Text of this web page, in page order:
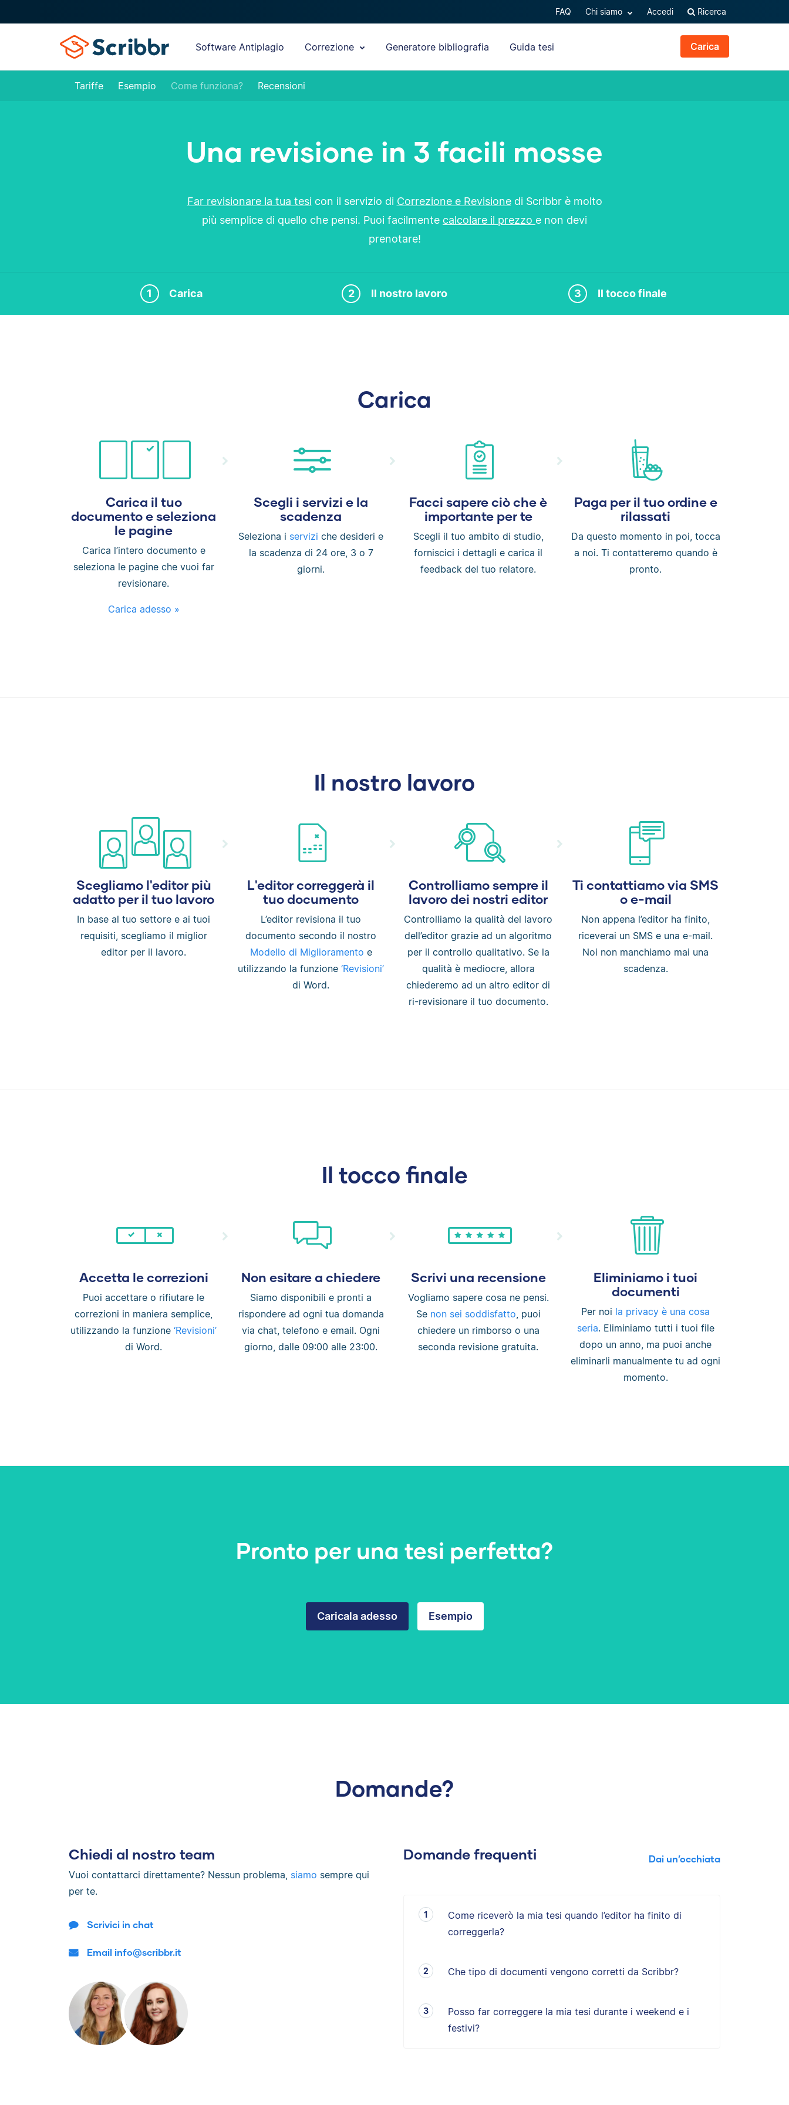
FAQ Chi siamo Accedi Ricerca
Software Antiplagio Correzione Generatore bibliografia Guida tesi Carica
Tariffe Esempio Come funziona? Recensioni
Una revisione in 3 facili mosse
Far revisionare la tua tesi con il servizio di Correzione e Revisionedi Scribbr è molto
più semplice di quello che pensi. Puoi facilmente calcolare il prezzo e non devi
prenotare!
1 Carica 2 Il nostro lavoro 3 Il tocco finale
Carica
Carica il tuo
documento e seleziona
le pagine
Carica l’intero documento e
seleziona le pagine che vuoi far
revisionare.
Carica adesso »
Scegli i servizi e la
scadenza
Seleziona i servizi che desideri e
la scadenza di 24 ore, 3 o 7
giorni.
Facci sapere ciò che è
importante per te
Scegli il tuo ambito di studio,
forniscici i dettagli e carica il
feedback del tuo relatore.
Paga per il tuo ordine e
rilassati
Da questo momento in poi, tocca
a noi. Ti contatteremo quando è
pronto.
Il nostro lavoro
Scegliamo l'editor più
adatto per il tuo lavoro
In base al tuo settore e ai tuoi
requisiti, scegliamo il miglior
editor per il lavoro.
L'editor correggerà il
tuo documento
L’editor revisiona il tuo
documento secondo il nostro
Modello di Miglioramento e
utilizzando la funzione ‘Revisioni’
di Word.
Controlliamo sempre il
lavoro dei nostri editor
Controlliamo la qualità del lavoro
dell’editor grazie ad un algoritmo
per il controllo qualitativo. Se la
qualità è mediocre, allora
chiederemo ad un altro editor di
ri-revisionare il tuo documento.
Ti contattiamo via SMS
o e-mail
Non appena l’editor ha finito,
riceverai un SMS e una e-mail.
Noi non manchiamo mai una
scadenza.
Il tocco finale
Accetta le correzioni
Puoi accettare o rifiutare le
correzioni in maniera semplice,
utilizzando la funzione ‘Revisioni’
di Word.
Non esitare a chiedere
Siamo disponibili e pronti a
rispondere ad ogni tua domanda
via chat, telefono e email. Ogni
giorno, dalle 09:00 alle 23:00.
Scrivi una recensione
Vogliamo sapere cosa ne pensi.
Se non sei soddisfatto, puoi
chiedere un rimborso o una
seconda revisione gratuita.
Eliminiamo i tuoi
documenti
Per noi la privacy è una cosa
seria. Eliminiamo tutti i tuoi file
dopo un anno, ma puoi anche
eliminarli manualmente tu ad ogni
momento.
Pronto per una tesi perfetta?
Caricala adesso Esempio
Domande?
Chiedi al nostro team
Vuoi contattarci direttamente? Nessun problema, siamo sempre qui
per te.
Scrivici in chat
Email info@scribbr.it
Domande frequenti Dai un’occhiata
Come riceverò la mia tesi quando l’editor ha finito di
correggerla?
Che tipo di documenti vengono corretti da Scribbr?
Posso far correggere la mia tesi durante i weekend e i
festivi?